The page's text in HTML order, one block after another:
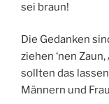
sei braun!
Die Gedanken
ziehen ‘nen
sollten das
Männern und